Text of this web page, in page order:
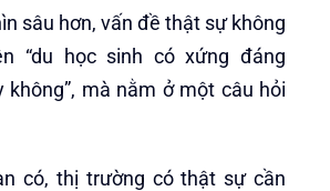
sâu hơn, vấn đề thật sự không
“du học sinh có xứng đáng
không”, mà nằm ở một câu hỏi
có, thị trường có thật sự cần